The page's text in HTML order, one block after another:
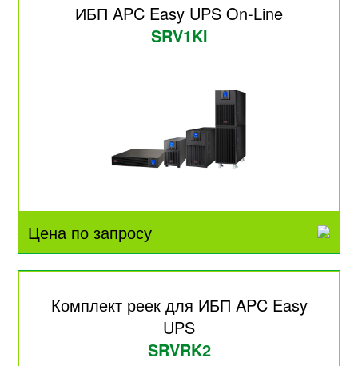
ИБП APC Easy UPS On-Line
SRV1KI
Цена по запросу
Комплект реек для ИБП APC Easy
UPS
SRVRK2